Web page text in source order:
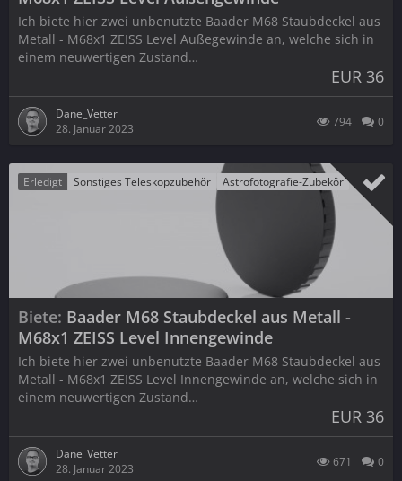
Ich biete hier zwei unbenutzte Baader M68 Staubdeckel aus
Metall - M68x1 ZEISS Level Außegewinde an, welche sich in
einem neuwertigen Zustand…
EUR 36
Dane_Vetter
28. Januar 2023
794 0
Erledigt Sonstiges Teleskopzubehör Astrofotografie-Zubekör
Biete Baader M68 Staubdeckel aus Metall -
M68x1 ZEISS Level Innengewinde
Ich biete hier zwei unbenutzte Baader M68 Staubdeckel aus
Metall - M68x1 ZEISS Level Innengewinde an, welche sich in
einem neuwertigen Zustand…
EUR 36
Dane_Vetter
28. Januar 2023
671 0